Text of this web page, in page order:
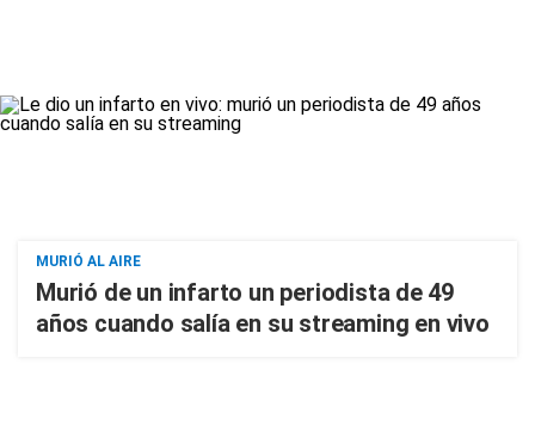
MURIÓ AL AIRE
Murió de un infarto un periodista de 49
años cuando salía en su streaming en vivo